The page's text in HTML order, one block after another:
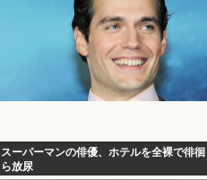
スーパーマンの俳優、ホテルを全裸で徘
ら放尿